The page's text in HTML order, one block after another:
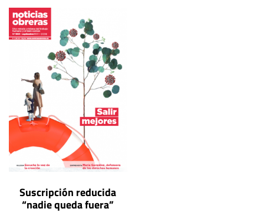
Suscripción reducida
“nadie queda fuera”